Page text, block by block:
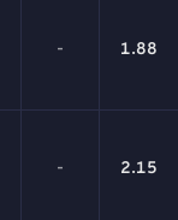
- 1.88
- 2.15